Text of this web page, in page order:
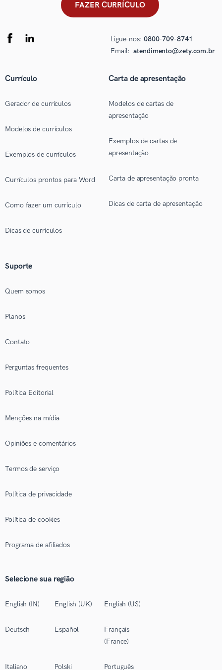
FAZER CURRÍCULO
Ligue-nos: 0800-709-8741
Email: atendimento@zety.com.br
Currículo
Gerador de currículos
Modelos de currículos
Exemplos de currículos
Currículos prontos para Word
Como fazer um currículo
Dicas de currículos
Carta de apresentação
Modelos de cartas de
apresentação
Exemplos de cartas de
apresentação
Carta de apresentação pronta
Dicas de carta de apresentação
Suporte
Quem somos
Planos
Contato
Perguntas frequentes
Política Editorial
Menções na mídia
Opiniões e comentários
Termos de serviço
Política de privacidade
Política de cookies
Programa de afiliados
Selecione sua região
English (IN) English (UK) English (US)
Deutsch Español
Français
(France)
Italiano Polski Português